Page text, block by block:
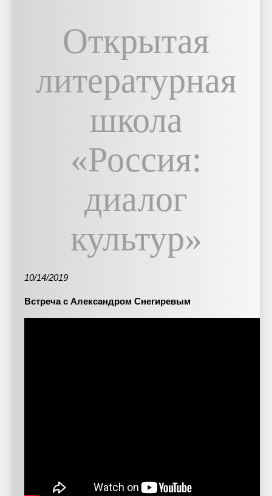
Открытая
литературная
школа
«Россия:
диалог
культур»
10/14/2019
Встреча с Александром Снегиревым